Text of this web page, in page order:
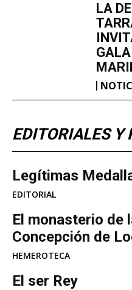
LA
EDITORIALES Y
Legítimas
EDITORIAL
​El monasterio de
Concepción de
HEMEROTECA
El ser Rey